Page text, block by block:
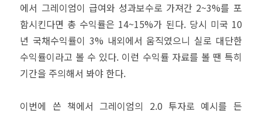
에서 그레이엄이 급여와 성과보수로 가져간 2~3%를 포
함시킨다면 총 수익률은 14~15%가 된다. 당시 미국 10
년 국채수익률이 3% 내외에서 움직였으니 실로 대단한
수익률이라고 볼 수 있다. 이런 수익률 자료를 볼 땐 특히
기간을 주의해서 봐야 한다.
이번에 쓴 책에서 그레이엄의 2.0 투자로 예시를 든